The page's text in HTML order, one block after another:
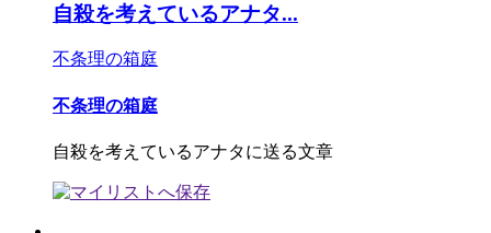
自殺を考えているアナタ...
不条理の箱庭
不条理の箱庭
自殺を考えているアナタに送る文章